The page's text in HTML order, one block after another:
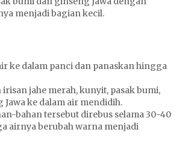
menjadi bagian kecil.
ke dalam panci dan panaskan hingga
jahe merah, kunyit, pasak bumi,
Jawa ke dalam air mendidih.
bahan tersebut direbus selama 30-40
airnya berubah warna menjadi